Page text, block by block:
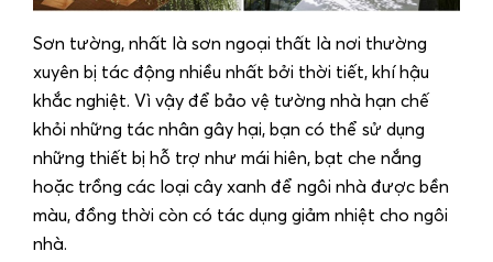
Sơn tường, nhất là sơn ngoại thất là nơi thường
xuyên bị tác động nhiều nhất bởi thời tiết, khí hậu
khắc nghiệt. Vì vậy để bảo vệ tường nhà hạn chế
khỏi những tác nhân gây hại, bạn có thể sử dụng
những thiết bị hỗ trợ như mái hiên, bạt che nắng
hoặc trồng các loại cây xanh để ngôi nhà được bền
màu, đồng thời còn có tác dụng giảm nhiệt cho ngôi
nhà.